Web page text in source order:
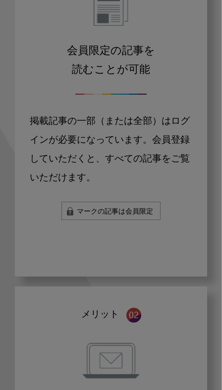
会員限定の記事を
読むことが可能
掲載記事の一部（または全部）はログ
インが必要になっています。会員登録
していただくと、すべての記事をご覧
いただけます。
マークの記事は会員限定
メリット